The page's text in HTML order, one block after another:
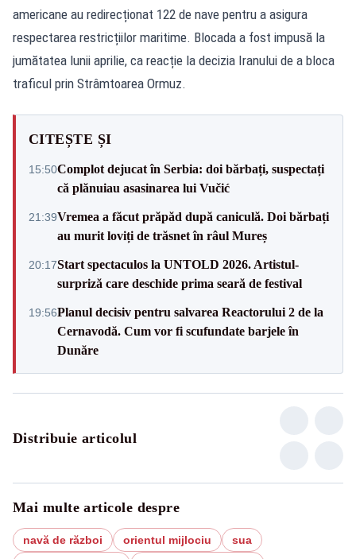
americane au redirecționat 122 de nave pentru a asigura
respectarea restricțiilor maritime. Blocada a fost impusă la
jumătatea lunii aprilie, ca reacție la decizia Iranului de a bloca
traficul prin Strâmtoarea Ormuz.
CITEȘTE ȘI
15:50Complot dejucat în Serbia: doi bărbați, suspectați
că plănuiau asasinarea lui Vučić
21:39Vremea a făcut prăpăd după caniculă. Doi bărbați
au murit loviți de trăsnet în râul Mureș
20:17Start spectaculos la UNTOLD 2026. Artistul-
surpriză care deschide prima seară de festival
19:56Planul decisiv pentru salvarea Reactorului 2 de la
Cernavodă. Cum vor fi scufundate barjele în
Dunăre
Distribuie articolul
Mai multe articole despre
navă de război orientul mijlociu
sua